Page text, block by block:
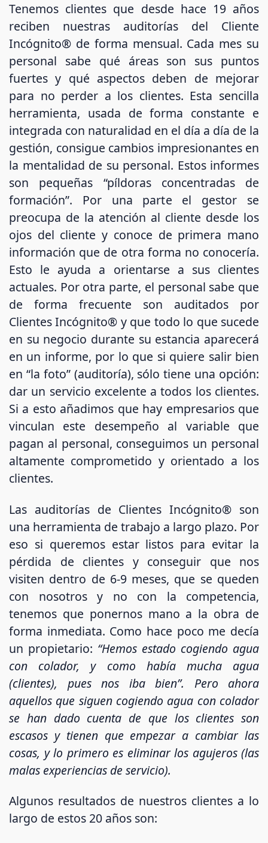
Tenemos clientes que desde hace 19 años
reciben nuestras auditorías del Cliente
Incógnito® de forma mensual. Cada mes su
personal sabe qué áreas son sus puntos
fuertes y qué aspectos deben de mejorar
para no perder a los clientes. Esta sencilla
herramienta, usada de forma constante e
integrada con naturalidad en el día a día de la
gestión, consigue cambios impresionantes en
la mentalidad de su personal. Estos informes
son pequeñas “píldoras concentradas de
formación”. Por una parte el gestor se
preocupa de la atención al cliente desde los
ojos del cliente y conoce de primera mano
información que de otra forma no conocería.
Esto le ayuda a orientarse a sus clientes
actuales. Por otra parte, el personal sabe que
de forma frecuente son auditados por
Clientes Incógnito® y que todo lo que sucede
en su negocio durante su estancia aparecerá
en un informe, por lo que si quiere salir bien
en “la foto” (auditoría), sólo tiene una opción:
dar un servicio excelente a todos los clientes.
Si a esto añadimos que hay empresarios que
vinculan este desempeño al variable que
pagan al personal, conseguimos un personal
altamente comprometido y orientado a los
clientes.
Las auditorías de Clientes Incógnito® son
una herramienta de trabajo a largo plazo. Por
eso si queremos estar listos para evitar la
pérdida de clientes y conseguir que nos
visiten dentro de 6-9 meses, que se queden
con nosotros y no con la competencia,
tenemos que ponernos mano a la obra de
forma inmediata. Como hace poco me decía
un propietario: “Hemos estado cogiendo agua
con colador, y como había mucha agua
(clientes), pues nos iba bien”. Pero ahora
aquellos que siguen cogiendo agua con colador
se han dado cuenta de que los clientes son
escasos y tienen que empezar a cambiar las
cosas, y lo primero es eliminar los agujeros (las
malas experiencias de servicio).
Algunos resultados de nuestros clientes a lo
largo de estos 20 años son: